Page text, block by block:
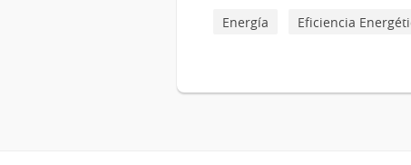
Energía Eficiencia